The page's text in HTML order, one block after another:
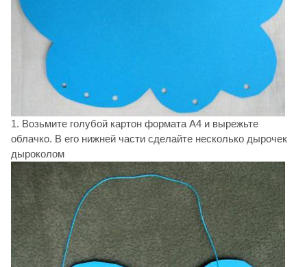
1. Возьмите голубой картон формата А4 и вырежьте
облачко. В его нижней части сделайте несколько дырочек
дыроколом